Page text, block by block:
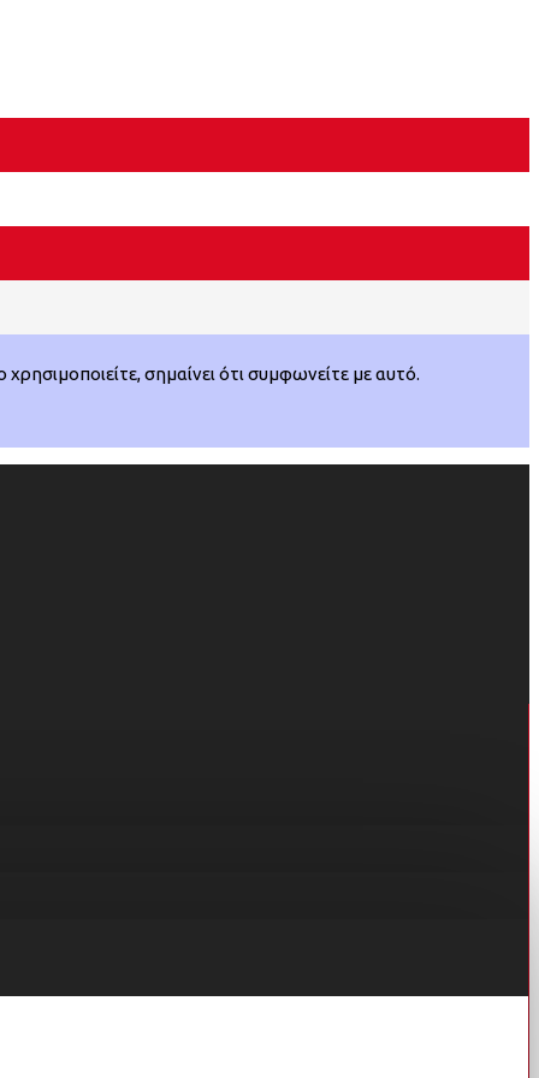
σημαίνει ότι συμφωνείτε με αυτό.